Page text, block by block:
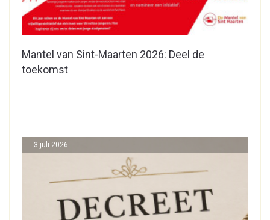
Mantel van Sint-Maarten 2026: Deel de
toekomst
3 juli 2026